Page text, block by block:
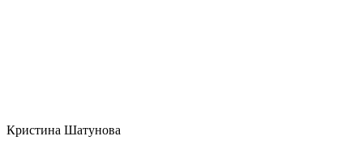
Кристина Шатунова